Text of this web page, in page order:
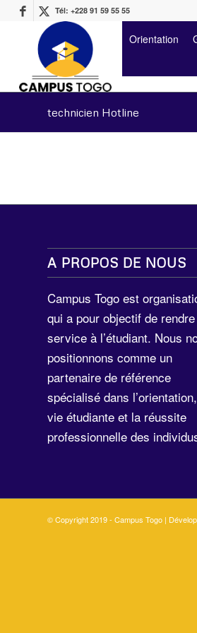
Tél: +228 91 59 55 55
Orientation
technicien Hotline
A PROPOS DE NOUS
Campus Togo est
qui a pour objectif de rendre
service à l’étudiant. Nous
positionnons comme un
partenaire de référence
spécialisé dans
vie étudiante et la réussite
professionnelle des
© Copyright 2019 - Campus Togo |